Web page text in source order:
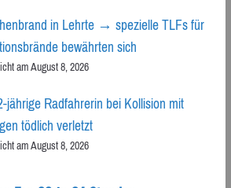
in Lehrte → spezielle TLFs für
bewährten sich
am August 8, 2026
jährige Radfahrerin bei Kollision mit
tödlich verletzt
am August 8, 2026